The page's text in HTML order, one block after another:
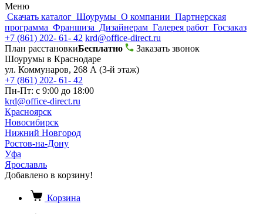
Меню
Скачать каталог Шоурумы О компании Партнерская
программа Франшиза Дизайнерам Галерея работ Госзаказ
+7 (861) 202- 61- 42 krd@office-direct.ru
План расстановкиБесплатно
Заказать звонок
Шоурумы в Краснодаре
ул. Коммунаров, 268 А (3-й этаж)
+7 (861) 202- 61- 42
Пн-Пт: с 9:00 до 18:00
krd@office-direct.ru
Красноярск
Новосибирск
Нижний Новгород
Ростов-на-Дону
Уфа
Ярославль
Добавлено в корзину!
Корзина